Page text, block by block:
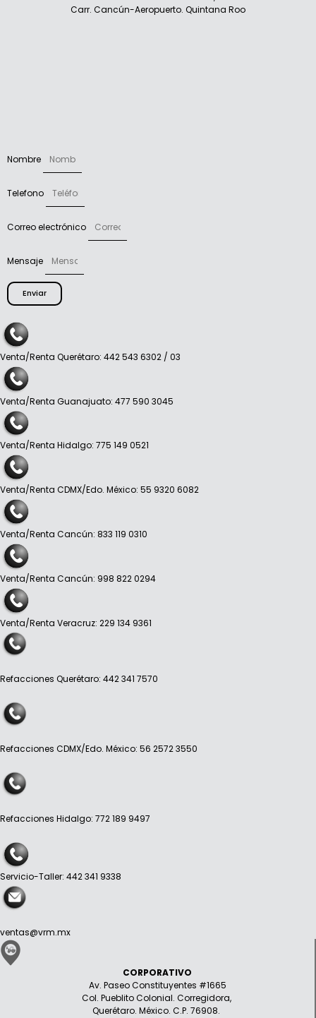
Carr. Cancún-Aeropuerto. Quintana Roo
Nombre
Telefono
Correo electrónico
Mensaje
Enviar
Venta/Renta Querétaro: 442 543 6302 / 03
Venta/Renta Guanajuato: 477 590 3045
Venta/Renta Hidalgo: 775 149 0521
Venta/Renta CDMX/Edo. México: 55 9320 6082
Venta/Renta Cancún: 833 119 0310
Venta/Renta Cancún: 998 822 0294
Venta/Renta Veracruz: 229 134 9361
Refacciones Querétaro: 442 341 7570
Refacciones CDMX/Edo. México: 56 2572 3550
Refacciones Hidalgo: 772 189 9497
Servicio-Taller: 442 341 9338
ventas@vrm.mx
CORPORATIVO
Av. Paseo Constituyentes #1665
Col. Pueblito Colonial. Corregidora,
Querétaro. México. C.P. 76908.